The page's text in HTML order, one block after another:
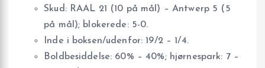
Skud: RAAL 21 (10 på mål) – Antwerp 5 (5
på mål); blokerede: 5-0.
Inde i boksen/udenfor: 19/2 – 1/4.
Boldbesiddelse: 60% – 40%; hjørnespark: 7 –